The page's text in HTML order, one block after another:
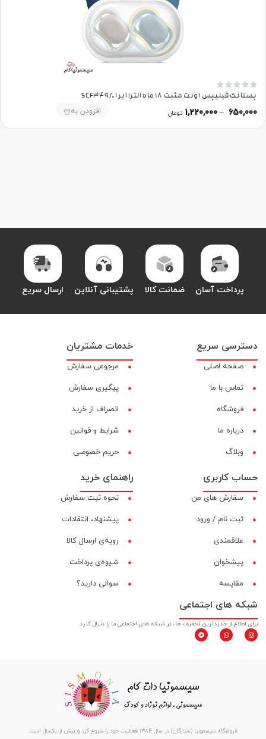





پستانک فیلیپس اونت مثبت 18 ماه الترا ایر SCF349/01
650,000
–
1,220,000 تومان افزودن به
پرداخت آسان ضمانت کالا پشتیبانی آنلاین ارسال سریع
دسترسی سریع
صفحه اصلی
تماس با ما
فروشگاه
درباره ما
وبلاگ
خدمات مشتریان
مرجوعی سفارش
پیگیری سفارش
انصراف از خرید
شرایط و قوانین
حریم خصوصی
حساب کاربری
سفارش های من
ثبت نام / ورود
علاقمندی
پیشخوان
مقایسه‌
راهنمای خرید
نحوه ثبت سفارش
پیشنهاد، انتقادات
رویه‌ی ارسال کالا
شیوه‌ی پرداخت
سوالی دارید؟
شبکه های اجتماعی
برای اطلاع از جدیدترین تخفیف ها، در شبکه های اجتماعی ما را دنبال کنید.
فروشگاه سیسمونیا (ستارگان) در سال 1384 فعالیت خود را شروع کرد و بیش از یکسال است